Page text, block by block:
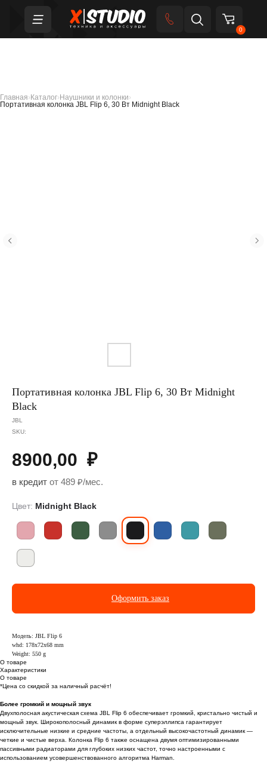
0
Главная› Каталог› Наушники и колонки›
Портативная колонка JBL Flip 6, 30 Вт Midnight Black
Портативная колонка JBL Flip 6, 30 Вт Midnight
Black
JBL
SKU:
8900,00 ₽
в кредит от 489 ₽/мес.
Цвет: Midnight Black
Оформить заказ
Модель: JBL Flip 6
whd: 178x72x68 mm
Weight: 550 g
О товаре
Характеристики
О товаре
*Цена со скидкой за наличный расчёт!
Более громкий и мощный звук
Двухполосная акустическая схема JBL Flip 6 обеспечивает громкий, кристально чистый и
мощный звук. Широкополосный динамик в форме суперэллипса гарантирует
исключительные низкие и средние частоты, а отдельный высокочастотный динамик —
четкие и чистые верха. Колонка Flip 6 также оснащена двумя оптимизированными
пассивными радиаторами для глубоких низких частот, точно настроенными с
использованием усовершенствованного алгоритма Harman.